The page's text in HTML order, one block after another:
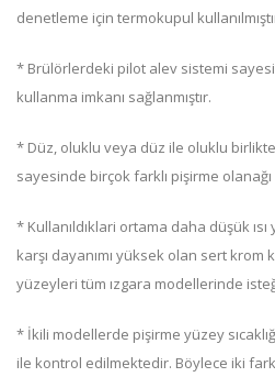
denetleme için termokupul
* Brülörlerdeki pilot alev sistemi
kullanma imkanı sağlanmıştır.
* Düz, oluklu veya düz ile oluklu
sayesinde birçok farklı pişirme
* Kullanıldıklari ortama daha düşük ısı
karşı dayanımı yüksek olan sert krom
yüzeyleri tüm ızgara modellerinde
* İkili modellerde pişirme yüzey
ile kontrol edilmektedir. Böylece iki